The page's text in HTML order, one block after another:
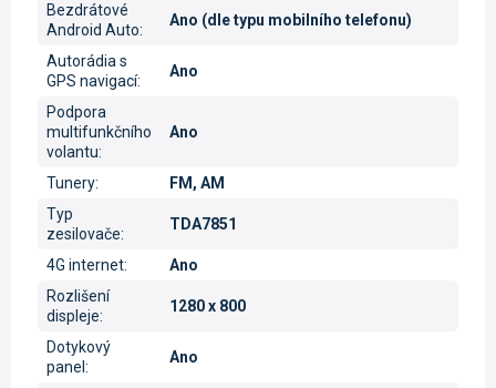
Bezdrátové
Android Auto:
Ano (dle typu mobilního telefonu)
Autorádia s
GPS navigací:
Ano
Podpora
multifunkčního
volantu:
Ano
Tunery:
FM, AM
Typ
zesilovače:
TDA7851
4G internet:
Ano
Rozlišení
displeje:
1280 x 800
Dotykový
panel :
Ano